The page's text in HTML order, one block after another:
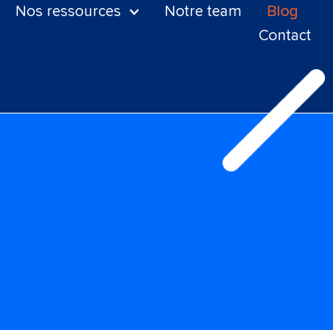
Nos ressources Notre team
Blog
Contact